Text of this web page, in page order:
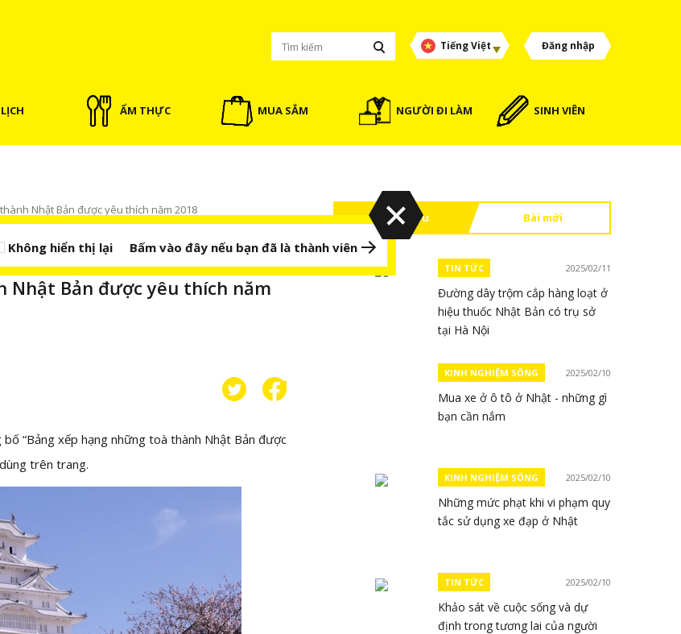
Tiếng Việt Đăng nhập
ẨM THỰC MUA SẮM NGƯỜI ĐI LÀM SINH VIÊN
Nhật Bản được yêu thích năm 2018
Nhật Bản được yêu thích năm
“Bảng xếp hạng những toà thành Nhật Bản được
trên trang.
Đọc nhiều Bài mới
TIN TỨC 2025/02/11
Đường dây trộm cắp hàng loạt ở
hiệu thuốc Nhật Bản có trụ sở
tại Hà Nội
KINH NGHIỆM SỐNG 2025/02/10
Mua xe ở ô tô ở Nhật - những gì
bạn cần nắm
KINH NGHIỆM SỐNG 2025/02/10
Những mức phạt khi vi phạm quy
tắc sử dụng xe đạp ở Nhật
TIN TỨC 2025/02/10
Khảo sát về cuộc sống và dự
định trong tương lai của người
Không hiển thị lại Bấm vào đây nếu bạn đã là thành viên